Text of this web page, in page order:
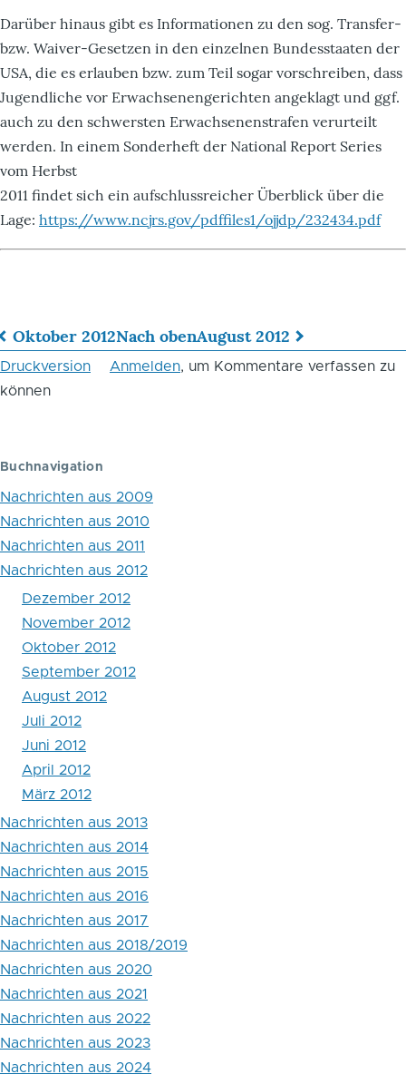
Darüber hinaus gibt es Informationen zu den sog. Transfer-
bzw. Waiver-Gesetzen in den einzelnen Bundesstaaten der
USA, die es erlauben bzw. zum Teil sogar vorschreiben, dass
Jugendliche vor Erwachsenengerichten angeklagt und ggf.
auch zu den schwersten Erwachsenenstrafen verurteilt
werden. In einem Sonderheft der National Report Series
vom Herbst
2011 findet sich ein aufschlussreicher Überblick über die
Lage: https://www.ncjrs.gov/pdffiles1/ojjdp/232434.pdf
Links
für
Blättern
im
Buch
September
Oktober 2012Nach obenAugust 2012
Druckversion Anmelden, um Kommentare verfassen zu
können
Buchnavigation
Nachrichten aus 2009
Nachrichten aus 2010
Nachrichten aus 2011
Nachrichten aus 2012
Dezember 2012
November 2012
Oktober 2012
September 2012
August 2012
Juli 2012
Juni 2012
April 2012
März 2012
Nachrichten aus 2013
Nachrichten aus 2014
Nachrichten aus 2015
Nachrichten aus 2016
Nachrichten aus 2017
Nachrichten aus 2018/2019
Nachrichten aus 2020
Nachrichten aus 2021
Nachrichten aus 2022
Nachrichten aus 2023
Nachrichten aus 2024